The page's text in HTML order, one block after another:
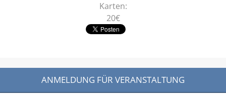
Karten:
20€
ANMELDUNG FÜR VERANSTALTUNG